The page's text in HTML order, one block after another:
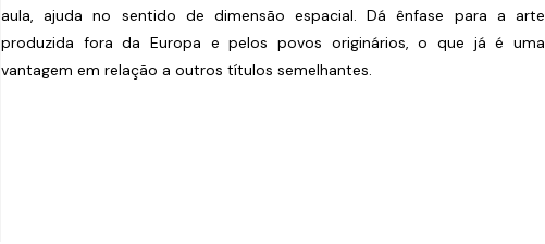
aula, ajuda no sentido de dimensão espacial. Dá ênfase para a arte
produzida fora da Europa e pelos povos originários, o que já é uma
vantagem em relação a outros títulos semelhantes.